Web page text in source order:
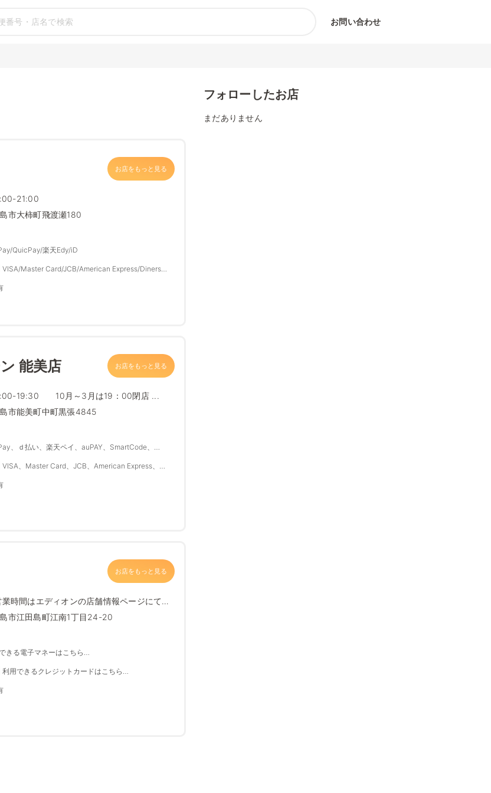
お問い合わせ
お店をもっと見る
21:00
市大柿町飛渡瀬180
QuicPay/楽天Edy/iD
VISA/Master Card/JCB/American Express/Diners
能美店 お店をもっと見る
19:30 10月～3月は19：00閉店 ...
市能美町中町黒張4845
、ｄ払い、楽天ペイ、auPAY、SmartCode、
VISA、Master Card、JCB、American Express、
お店をもっと見る
時間はエディオンの店舗情報ページにて最
...
市江田島町江南1丁目24-20
きる電子マネーはこちら
index.html
利用できるクレジットカードはこちら
フォローしたお店
まだありません